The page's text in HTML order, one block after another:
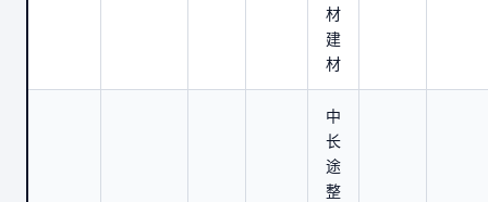
材
建
材
中
长
途
整